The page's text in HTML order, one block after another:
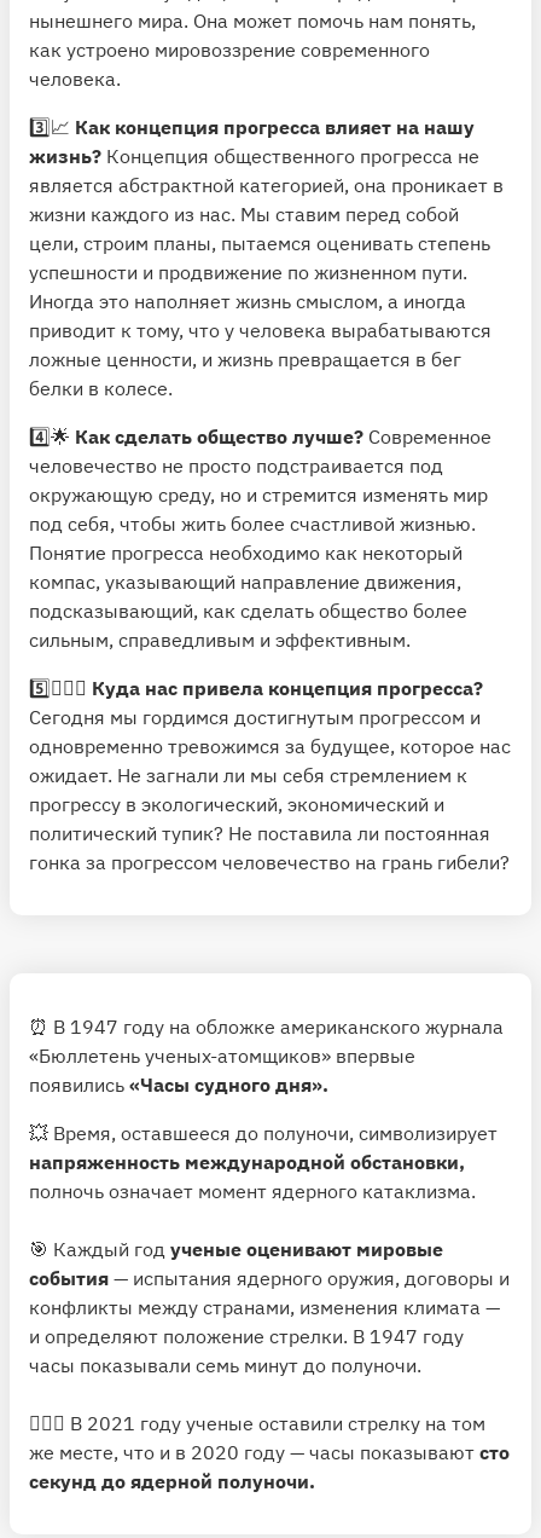
нынешнего мира. Она может помочь нам понять,
как устроено мировоззрение современного
человека.
3️⃣📈 Как концепция прогресса влияет на нашу
жизнь? Концепция общественного прогресса не
является абстрактной категорией, она проникает в
жизни каждого из нас. Мы ставим перед собой
цели, строим планы, пытаемся оценивать степень
успешности и продвижение по жизненном пути.
Иногда это наполняет жизнь смыслом, а иногда
приводит к тому, что у человека вырабатываются
ложные ценности, и жизнь превращается в бег
белки в колесе.
4️⃣🌟 Как сделать общество лучше? Современное
человечество не просто подстраивается под
окружающую среду, но и стремится изменять мир
под себя, чтобы жить более счастливой жизнью.
Понятие прогресса необходимо как некоторый
компас, указывающий направление движения,
подсказывающий, как сделать общество более
сильным, справедливым и эффективным.
5️⃣🙆🏻‍♂️ Куда нас привела концепция прогресса?
Сегодня мы гордимся достигнутым прогрессом и
одновременно тревожимся за будущее, которое нас
ожидает. Не загнали ли мы себя стремлением к
прогрессу в экологический, экономический и
политический тупик? Не поставила ли постоянная
гонка за прогрессом человечество на грань гибели?
⏰ В 1947 году на обложке американского журнала
«Бюллетень ученых-атомщиков» впервые
появились «Часы судного дня».
💥 Время, оставшееся до полуночи, символизирует
напряженность международной обстановки,
полночь означает момент ядерного катаклизма.
🎯 Каждый год ученые оценивают мировые
события — испытания ядерного оружия, договоры и
конфликты между странами, изменения климата —
и определяют положение стрелки. В 1947 году
часы показывали семь минут до полуночи.
🙅🏻‍♂️ В 2021 году ученые оставили стрелку на том
же месте, что и в 2020 году — часы показывают сто
секунд до ядерной полуночи.